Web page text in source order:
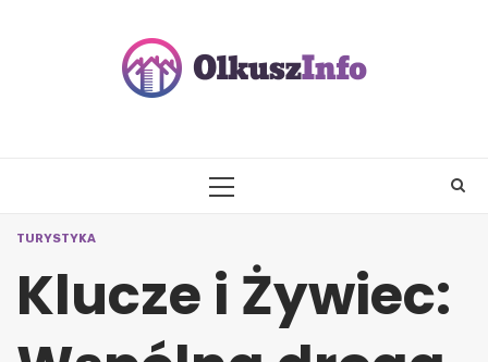
PRIMARY
TURYSTYKA
Klucze i Żywiec: